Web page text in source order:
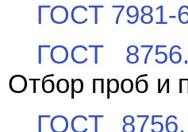
ГОСТ 7981-
ГОСТ
Отбор проб и
ГОСТ